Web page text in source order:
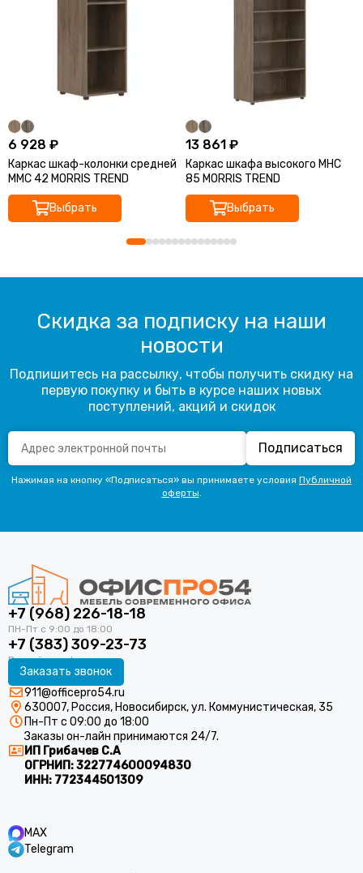
6 928 ₽
Каркас шкаф-колонки средней
MMC 42 MORRIS TREND
Выбрать
13 861 ₽
Каркас шкафа высокого MHC
85 MORRIS TREND
Выбрать
Скидка за подписку на наши
новости
Подпишитесь на рассылку, чтобы получить скидку на
первую покупку и быть в курсе наших новых
поступлений, акций и скидок
Подписаться
Нажимая на кнопку «Подписаться» вы принимаете условия Публичной
оферты.
+7 (968) 226-18-18
+7 (383) 309-23-73
Заказать звонок
911@officepro54.ru
630007, Россия, Новосибирск, ул. Коммунистическая, 35
Пн-Пт с 09:00 до 18:00
Заказы он-лайн принимаются 24/7.
ИП Грибачев С.А
ОГРНИП:322774600094830
ИНН: 772344501309
MAX
Telegram